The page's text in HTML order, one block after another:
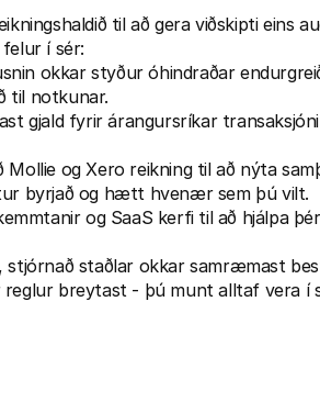
til að gera viðskipti eins
í sér:
okkar styður óhindraðar
til notkunar.
gjald fyrir árangursríkar
Mollie og Xero reikning til að nýta
byrjað og hætt hvenær sem þú vilt.
og SaaS kerfi til að hjálpa
stjórnað staðlar okkar samræmast
breytast - þú munt alltaf vera í